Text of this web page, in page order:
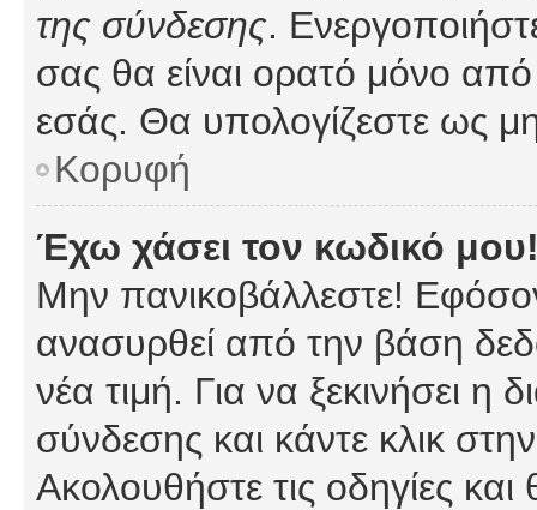
της σύνδεσης.
σας θα είναι ορατό μόνο από
εσάς. Θα υπολογίζεστε ως
Κορυφή
Έχω χάσει τον κωδικό
Μην πανικοβάλλεστε!
ανασυρθεί από την βάση
νέα τιμή. Για να ξεκινήσει η
σύνδεσης και κάντε κλικ
Ακολουθήστε τις οδηγίες